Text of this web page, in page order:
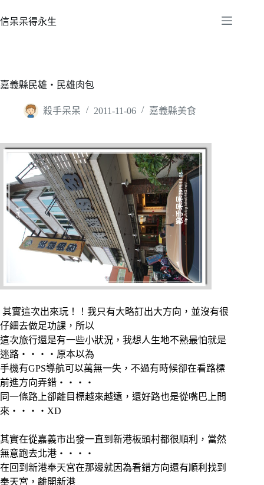
至
容
信呆呆得永生
嘉義縣民雄‧民雄肉包
殺手呆呆 2011-11-06 嘉義縣美食
其實這次出來玩！！我只有大略訂出大方向，並沒有很
仔細去做足功課，所以
這次旅行還是有一些小狀況，我想人生地不熟最怕就是
迷路‧‧‧‧原本以為
手機有GPS導航可以萬無一失，不過有時候卻在看路標
前進方向弄錯‧‧‧‧
同一條路上卻離目標越來越遠，還好路也是從嘴巴上問
來‧‧‧‧XD
其實在從嘉義市出發一直到新港板頭村都很順利，當然
無意跑去北港‧‧‧‧
在回到新港奉天宮在那邊就因為看錯方向還有順利找到
奉天宮，離開新港